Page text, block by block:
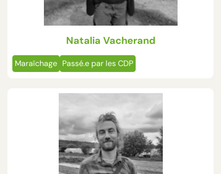
Natalia Vacherand
Maraîchage Passé.e par les CDP